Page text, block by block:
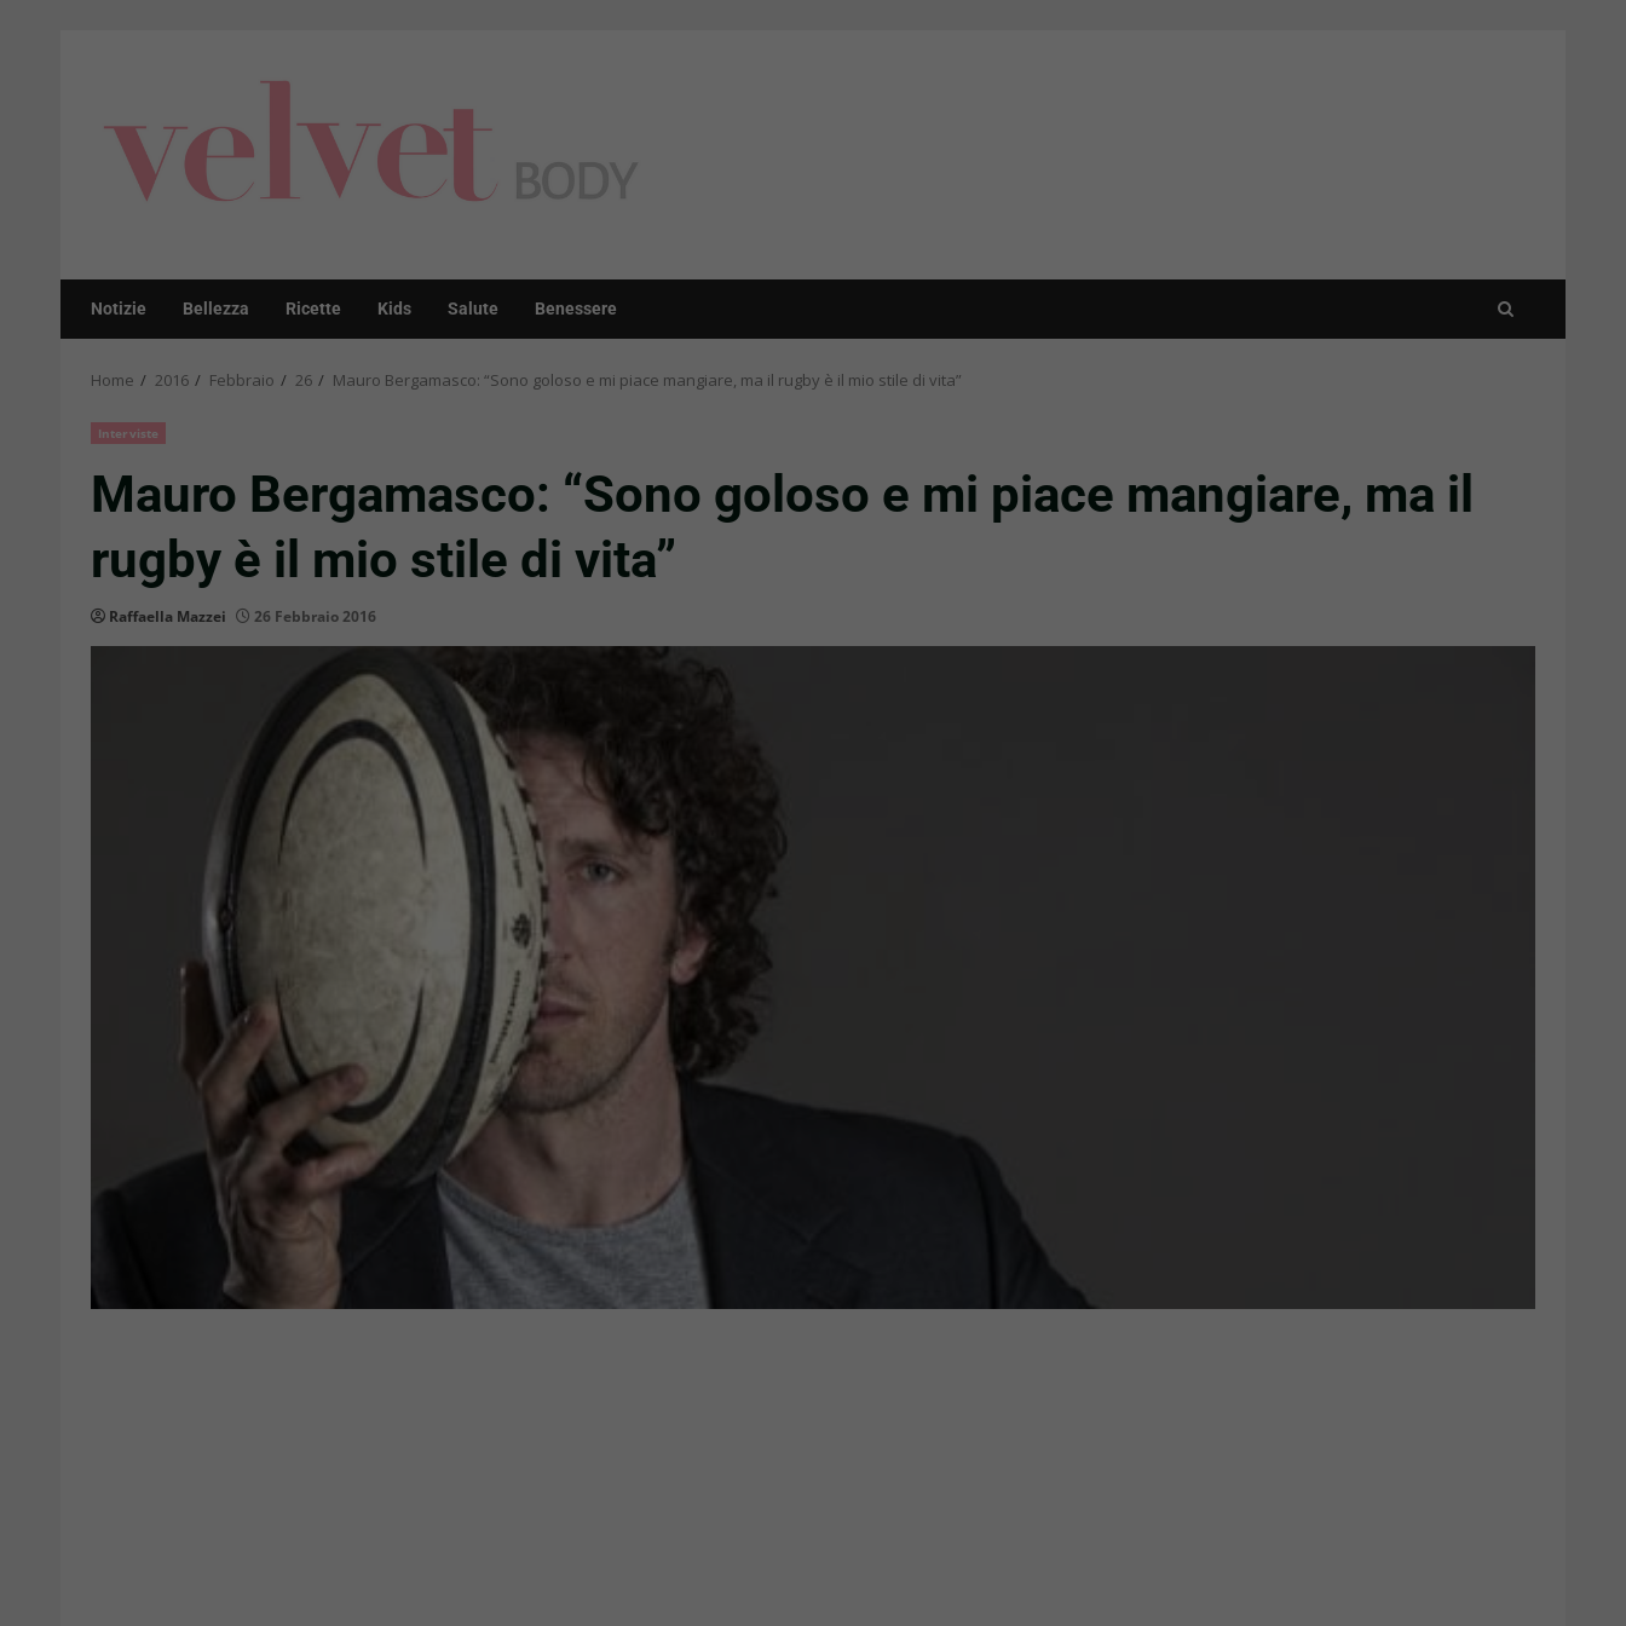
Notizie Bellezza Ricette Kids Salute Benessere
Home 2016 Febbraio 26 Mauro Bergamasco: “Sono goloso e mi piace mangiare, ma il rugby è il mio stile di vita”
Interviste
Mauro Bergamasco: “Sono goloso e mi piace mangiare, ma il
rugby è il mio stile di vita”
Raffaella Mazzei 26 Febbraio 2016